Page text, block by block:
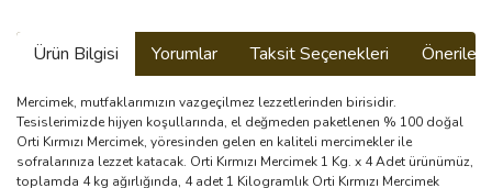
Ürün Bilgisi Yorumlar Taksit Seçenekleri
Mercimek, mutfaklarımızın vazgeçilmez lezzetlerinden birisidir.
Tesislerimizde hijyen koşullarında, el değmeden paketlenen % 100 doğal
Orti Kırmızı Mercimek, yöresinden gelen en kaliteli mercimekler ile
sofralarınıza lezzet katacak. Orti Kırmızı Mercimek 1 Kg. x 4 Adet ürünümüz,
toplamda 4 kg ağırlığında, 4 adet 1 Kilogramlık Orti Kırmızı Mercimek